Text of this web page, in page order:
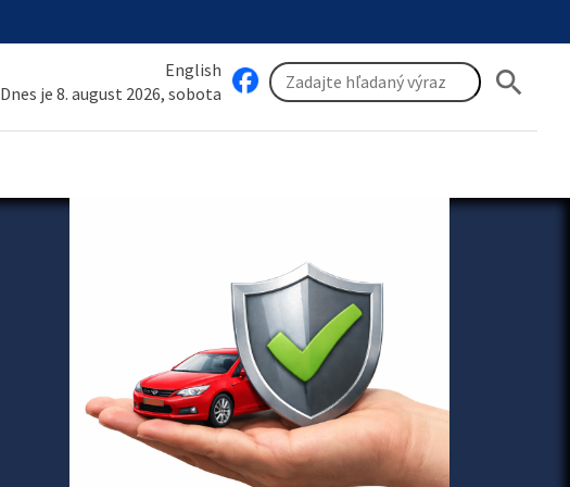
English
Dnes je 8. august 2026, sobota
search